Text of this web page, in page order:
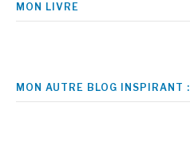
MON LIVRE
MON AUTRE BLOG INSPIRANT :